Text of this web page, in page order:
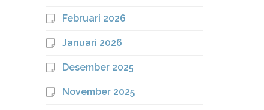
Februari 2026
Januari 2026
Desember 2025
November 2025